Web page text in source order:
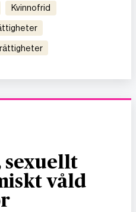
kvinnofrid
rättigheter
sexuellt
våld